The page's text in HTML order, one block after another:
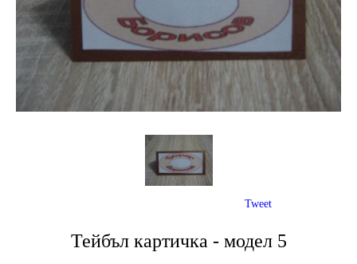
Тейбъл картичка - модел 5
Tweet